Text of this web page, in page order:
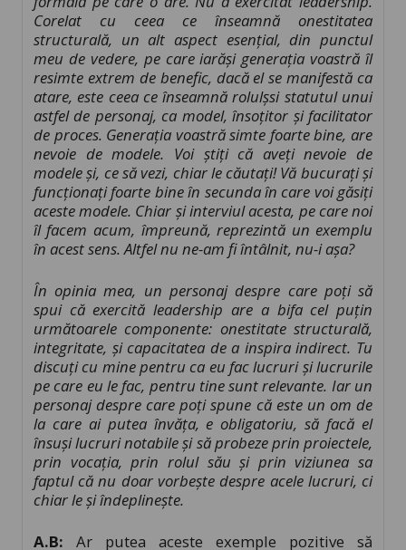
Corelat cu ceea ce înseamnă onestitatea
structurală, un alt aspect esențial, din punctul
meu de vedere, pe care iarăși generația voastră îl
resimte extrem de benefic, dacă el se manifestă ca
atare, este ceea ce înseamnă rolulșsi statutul unui
astfel de personaj, ca model, însoțitor și facilitator
de proces. Generația voastră simte foarte bine, are
nevoie de modele. Voi știți că aveți nevoie de
modele și, ce să vezi, chiar le căutați! Vă bucurați și
funcționați foarte bine în secunda în care voi găsiți
aceste modele. Chiar și interviul acesta, pe care noi
îl facem acum, împreună, reprezintă un exemplu
în acest sens. Altfel nu ne-am fi întâlnit, nu-i așa?
În opinia mea, un personaj despre care poți să
spui că exercită leadership are a bifa cel puțin
următoarele componente: onestitate structurală,
integritate, și capacitatea de a inspira indirect. Tu
discuți cu mine pentru ca eu fac lucruri și lucrurile
pe care eu le fac, pentru tine sunt relevante. Iar un
personaj despre care poți spune că este un om de
la care ai putea învăța, e obligatoriu, să facă el
însuși lucruri notabile și să probeze prin proiectele,
prin vocația, prin rolul său și prin viziunea sa
faptul că nu doar vorbește despre acele lucruri, ci
chiar le și îndeplinește.
A.B: Ar putea aceste exemple pozitive să